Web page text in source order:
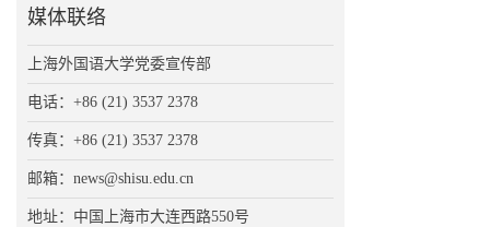
媒体联络
上海外国语大学党委宣传部
电话：+86 (21) 3537 2378
传真：+86 (21) 3537 2378
邮箱：news@shisu.edu.cn
地址：中国上海市大连西路550号